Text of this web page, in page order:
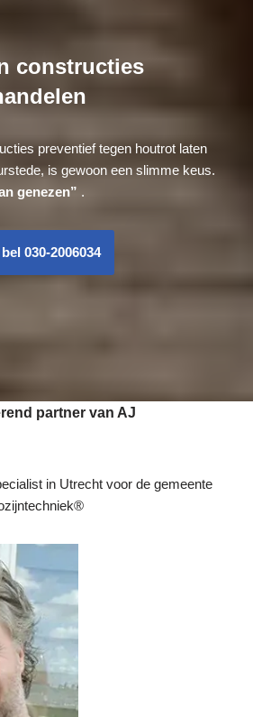
constructies
preventief tegen houtrot laten
is gewoon een slimme keus.
genezen” .
bel 030-2006034
partner van AJ
in Utrecht voor de gemeente